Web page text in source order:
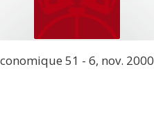
51 - 6, nov. 2000